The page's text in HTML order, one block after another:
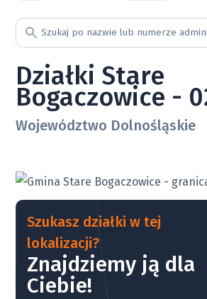
Działki Stare
Bogaczowice -
Województwo Dolnośląskie
Szukasz działki w tej
lokalizacji?
Znajdziemy ją dla
Ciebie!